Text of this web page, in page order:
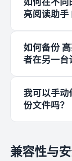
开关”功能。
速关闭特定
复，无需反
亮阅读助手
能。您可以
“金融研报”
仅需激活一
到该场景下
注。
如何备份
者在另一台
出”功能。只
色配置及分
台设备上点
我可以手动
份文件吗？
内部附带了
兼容性与